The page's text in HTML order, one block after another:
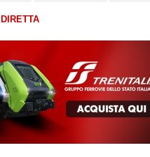
DIRETTA